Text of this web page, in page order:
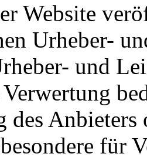
Website
Urheber-
und
Verwertung
des
für